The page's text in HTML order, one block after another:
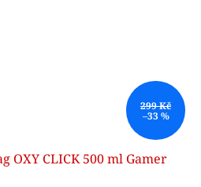
299 Kč
–33 %
OXY CLICK 500 ml Gamer